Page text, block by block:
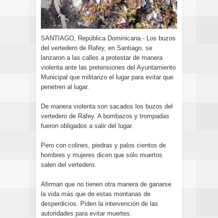
SANTIAGO, República Dominicana.- Los buzos
del vertedero de Rafey, en Santiago, se
lanzaron a las calles a protestar de manera
violenta ante las pretensiones del Ayuntamiento
Municipal que militarizo el lugar para evitar que
penetren al lugar.
De manera violenta son sacados los buzos del
vertedero de Rafey. A bombazos y trompadas
fueron obligados a salir del lugar.
Pero con colines, piedras y palos cientos de
hombres y mujeres dicen que sólo muertos
salen del vertedero.
Afirman que no tienen otra manera de ganarse
la vida más que de estas montanas de
desperdicios. Piden la intervención de las
autoridades para evitar muertes.